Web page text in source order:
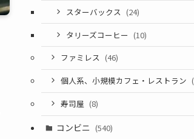
スターバックス (24)
タリーズコーヒー (10)
ファミレス (46)
個人系、小規模カフェ・レストラン
寿司屋 (8)
コンビニ (540)